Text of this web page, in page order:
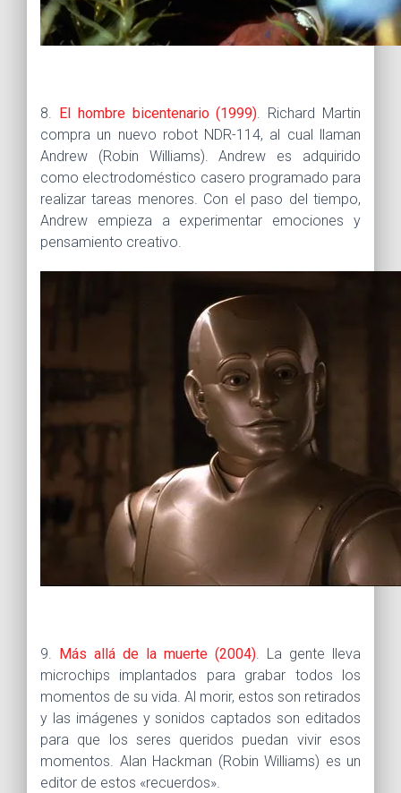
8. El hombre bicentenario (1999) . Richard Martin
compra un nuevo robot NDR-114, al cual llaman
Andrew (Robin Williams). Andrew es adquirido
como electrodoméstico casero programado para
realizar tareas menores. Con el paso del tiempo,
Andrew empieza a experimentar emociones y
pensamiento creativo.
9. Más allá de la muerte (2004) . La gente lleva
microchips implantados para grabar todos los
momentos de su vida. Al morir, estos son retirados
y las imágenes y sonidos captados son editados
para que los seres queridos puedan vivir esos
momentos. Alan Hackman (Robin Williams) es un
editor de estos «recuerdos».